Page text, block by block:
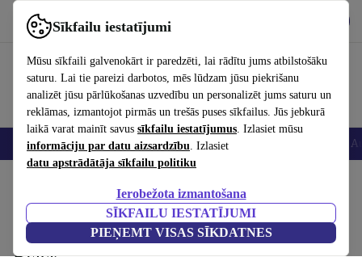
Sīkfailu iestatījumi
Mūsu sīkfaili galvenokārt ir paredzēti, lai rādītu jums atbilstošāku
saturu. Lai tie pareizi darbotos, mēs lūdzam jūsu piekrišanu
analizēt jūsu pārlūkošanas uzvedību un personalizēt jums saturu un
reklāmas, izmantojot pirmās un trešās puses sīkfailus. Jūs jebkurā
laikā varat mainīt savus sīkfailu iestatījumus. Izlasiet mūsu
informāciju par datu aizsardzību. Izlasiet
datu apstrādātāja sīkfailu politiku
Ierobežota izmantošana
SĪKFAILU IESTATĪJUMI
PIEŅEMT VISAS SĪKDATNES
Izmantojiet refurbed ātri un viegli
Viedtālruņi Portatīvie datori Planšetes Viedpulksteņi
Siggi Braun Blackbird –
Custom Shop - 2011 - Matte
1 943,99 €